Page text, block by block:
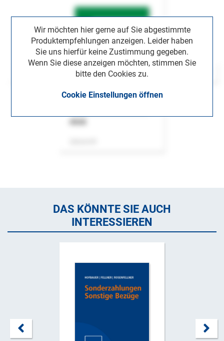
Wir möchten hier gerne auf Sie abgestimmte
Produktempfehlungen anzeigen. Leider haben
Sie uns hierfür keine Zustimmung gegeben.
Wenn Sie diese anzeigen möchten, stimmen Sie
bitte den Cookies zu.
Cookie Einstellungen öffnen
DAS KÖNNTE SIE AUCH
INTERESSIEREN